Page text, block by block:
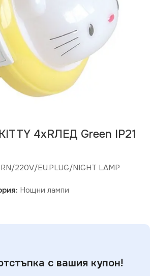
4xRЛЕД Green IP21
220V/EU.PLUG/NIGHT LAMP
Нощни лампи
с вашия купон!